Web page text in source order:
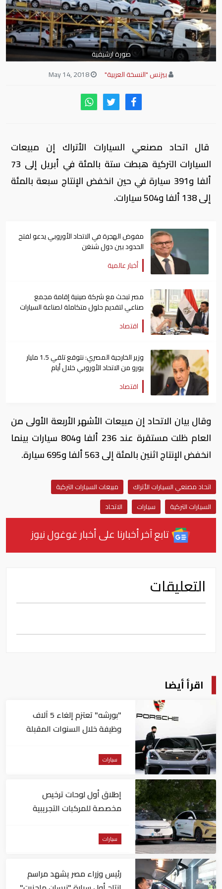
صورة ارشيفية
بيزنس "النسخة العربية"
قال اتحاد مصنعي السيارات الأتراك إن مبيعات
السيارات التركية هبطت ستة بالمئة في أبريل إلى 73
ألفا و391 سيارة في حين انخفض الإنتاج سبعة بالمئة
إلى 138 ألفا و504 سيارات.
مفوض الهجرة في الاتحاد الأوروبي يدعو لفتح
الحدود بين دول شنغن
أخبار عالمية
مصر تبحث مع شركة صينية إقامة مجمع
صناعي لتقديم حلول متكاملة لصناعة السيارات
اقتصاد
وزير الخارجية المصري: نتوقع تلقي 1.5 مليار
يورو من الاتحاد الأوروبي خلال أيام
اقتصاد
وقال بيان الاتحاد إن مبيعات الأشهر الأربعة الأولى من
العام ظلت مستقرة عند 236 ألفا و804 سيارات بينما
انخفض الإنتاج اثنين بالمئة إلى 563 ألفا و695 سيارة.
اتحاد مصنعي السيارات الأتراك
مبيعات السيارات التركية
السيارات التركية
سيارات الاتحاد
تابع آخر أخبارنا على أخبار غوغول نيوز
التعليقات
اقرأ أيضا
"بورشه" تعتزم إلغاء 5 آلاف
وظيفة خلال السنوات المقبلة
سيارات
إطلاق أول لوحات ترخيص
مخصصة للمركبات التجريبية
سيارات
رئيس وزراء مصر يشهد مراسم